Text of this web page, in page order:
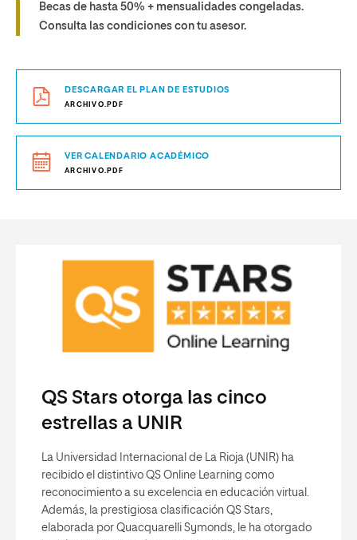
Becas de hasta 50% + mensualidades congeladas.
Consulta las condiciones con tu asesor.
DESCARGAR EL PLAN DE ESTUDIOS
ARCHIVO.PDF
VER CALENDARIO ACADÉMICO
ARCHIVO.PDF
QS Stars otorga las cinco
estrellas a UNIR
La Universidad Internacional de La Rioja (UNIR) ha
recibido el distintivo QS Online Learning como
reconocimiento a su excelencia en educación virtual.
Además, la prestigiosa clasificación QS Stars,
elaborada por Quacquarelli Symonds, le ha otorgado